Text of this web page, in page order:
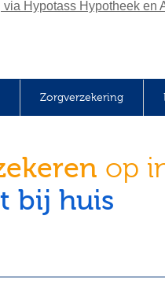
Zorgverzekering
op
bij huis